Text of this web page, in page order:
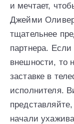
и мечтает,
Джейми
тщательнее
партнера.
внешности, то
заставке в
исполнителя.
начали